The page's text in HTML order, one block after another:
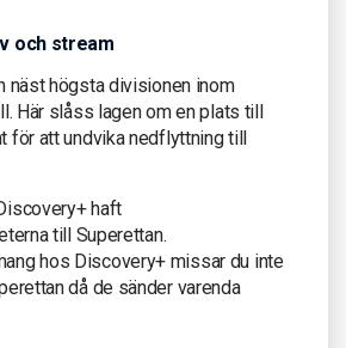
och stream
näst högsta divisionen inom
Här slåss lagen om en plats till
för att undvika nedflyttning till
haft
till Superettan.
hos Discovery+ missar du inte
då de sänder varenda